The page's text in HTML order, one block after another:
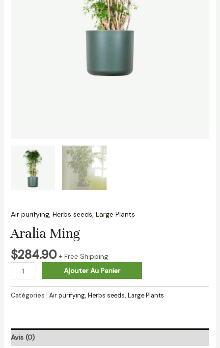
Air purifying, Herbs seeds, Large Plants
Aralia Ming
$284.90 + Free Shipping
Ajouter Au Panier
Catégories : Air purifying, Herbs seeds, Large Plants
Avis (0)